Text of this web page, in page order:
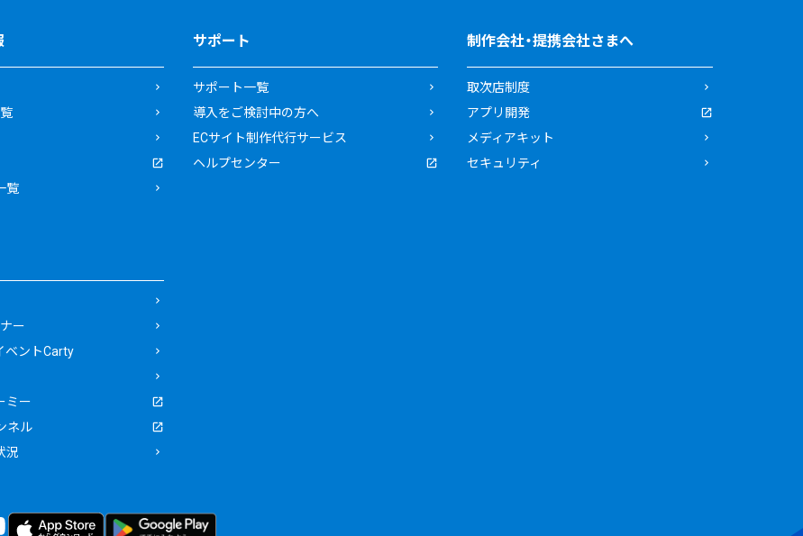
覧
サポート
サポート一覧
導入をご検討中の方へ
ECサイト制作代行サービス
ヘルプセンター
制作会社・提携会社さまへ
取次店制度
アプリ開発
メディアキット
セキュリティ
ー
ベントCarty
ミー
ネル
況